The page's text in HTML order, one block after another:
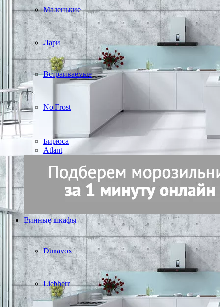
Маленькие
Лари
Встраиваемые
No Frost
Бирюса
Atlant
Винные шкафы
Dunavox
Liebherr